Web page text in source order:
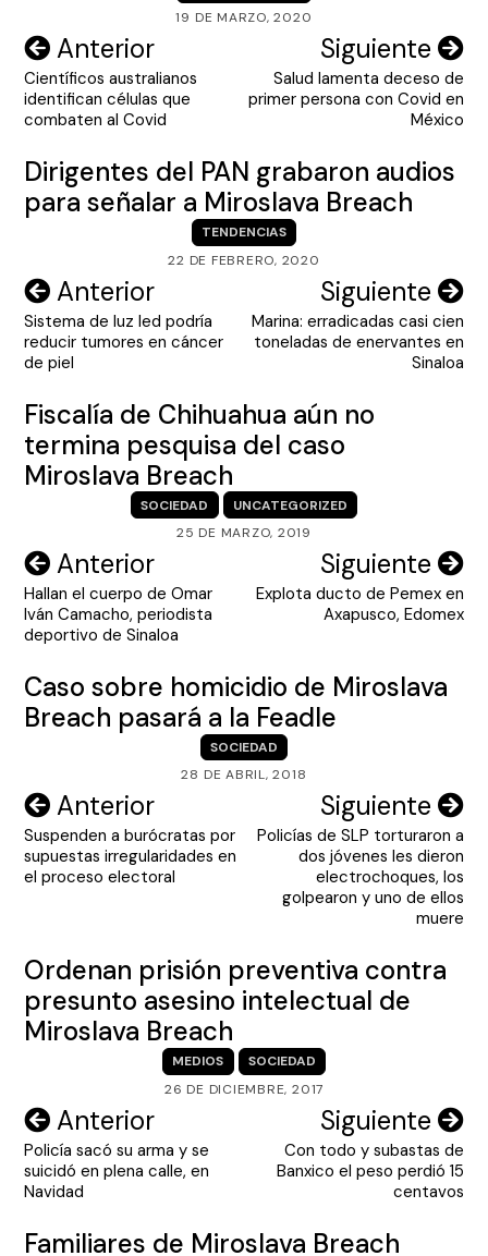
19 DE MARZO, 2020
Navegación
de
entradas
Anterior
Científicos australianos
identifican células que
combaten al Covid
Siguiente
Salud lamenta deceso de
primer persona con Covid en
México
Dirigentes del PAN grabaron audios
para señalar a Miroslava Breach
TENDENCIAS
22 DE FEBRERO, 2020
Navegación
de
entradas
Anterior
Sistema de luz led podría
reducir tumores en cáncer
de piel
Siguiente
Marina: erradicadas casi cien
toneladas de enervantes en
Sinaloa
Fiscalía de Chihuahua aún no
termina pesquisa del caso
Miroslava Breach
SOCIEDAD
UNCATEGORIZED
25 DE MARZO, 2019
Navegación
de
entradas
Anterior
Hallan el cuerpo de Omar
Iván Camacho, periodista
deportivo de Sinaloa
Siguiente
Explota ducto de Pemex en
Axapusco, Edomex
Caso sobre homicidio de Miroslava
Breach pasará a la Feadle
SOCIEDAD
28 DE ABRIL, 2018
Navegación
de
entradas
Anterior
Suspenden a burócratas por
supuestas irregularidades en
el proceso electoral
Siguiente
Policías de SLP torturaron a
dos jóvenes les dieron
electrochoques, los
golpearon y uno de ellos
muere
Ordenan prisión preventiva contra
presunto asesino intelectual de
Miroslava Breach
MEDIOS
SOCIEDAD
26 DE DICIEMBRE, 2017
Navegación
de
entradas
Anterior
Policía sacó su arma y se
suicidó en plena calle, en
Navidad
Siguiente
Con todo y subastas de
Banxico el peso perdió 15
centavos
Familiares de Miroslava Breach